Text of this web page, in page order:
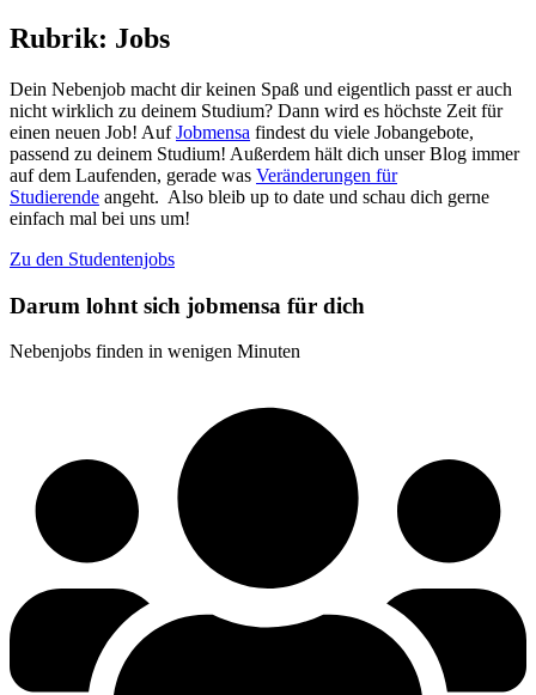
Rubrik: Jobs
Dein Nebenjob macht dir keinen Spaß und eigentlich passt er auch
nicht wirklich zu deinem Studium? Dann wird es höchste Zeit für
einen neuen Job! AufJobmensa findest du viele Jobangebote,
passend zu deinem Studium! Außerdem hält dich unser Blog immer
auf dem Laufenden, gerade was Veränderungen für
Studierende angeht. Also bleib up to date und schau dich gerne
einfach mal bei uns um!
Zu den Studentenjobs
Darum lohnt sich jobmensa für dich
Nebenjobs finden in wenigen Minuten